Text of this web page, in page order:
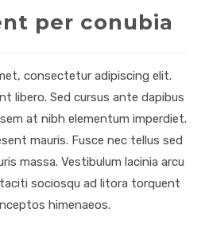
per conubia
consectetur adipiscing elit.
libero. Sed cursus ante dapibus
at nibh elementum imperdiet.
mauris. Fusce nec tellus sed
massa. Vestibulum lacinia arcu
sociosqu ad litora torquent
himenaeos.